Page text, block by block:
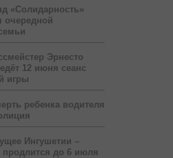
«Солидарность»
очередной
Эрнесто
12 июня сеанс
игры
ребенка водителя
Ингушетии –
продлится до 6 июля